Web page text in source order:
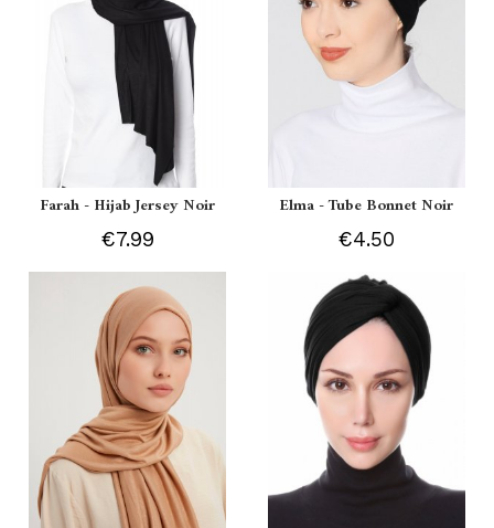
Farah - Hijab Jersey Noir
€7.99
Elma - Tube Bonnet Noir
€4.50